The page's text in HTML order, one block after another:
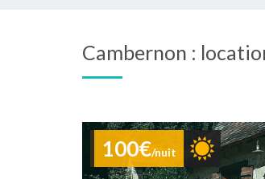
Cambernon :
100€/nuit